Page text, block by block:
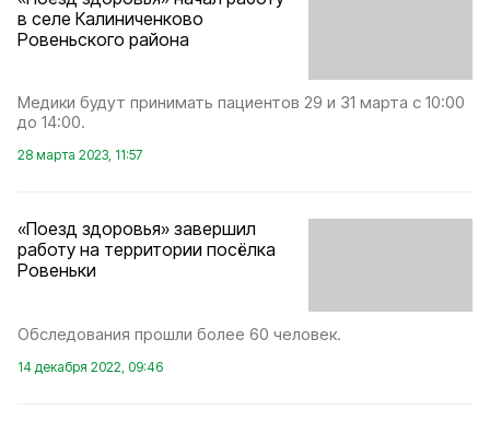
в селе Калиниченково
Ровеньского района
Медики будут принимать пациентов 29 и 31 марта с 10:00
до 14:00.
28 марта 2023, 11:57
«Поезд здоровья» завершил
работу на территории посёлка
Ровеньки
Обследования прошли более 60 человек.
14 декабря 2022, 09:46